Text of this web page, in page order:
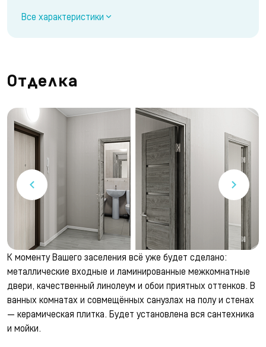
Все характеристики
Отделка
К моменту Вашего заселения всё уже будет сделано:
металлические входные и ламинированные межкомнатные
двери, качественный линолеум и обои приятных оттенков. В
ванных комнатах и совмещённых санузлах на полу и стенах
— керамическая плитка. Будет установлена вся сантехника
и мойки.